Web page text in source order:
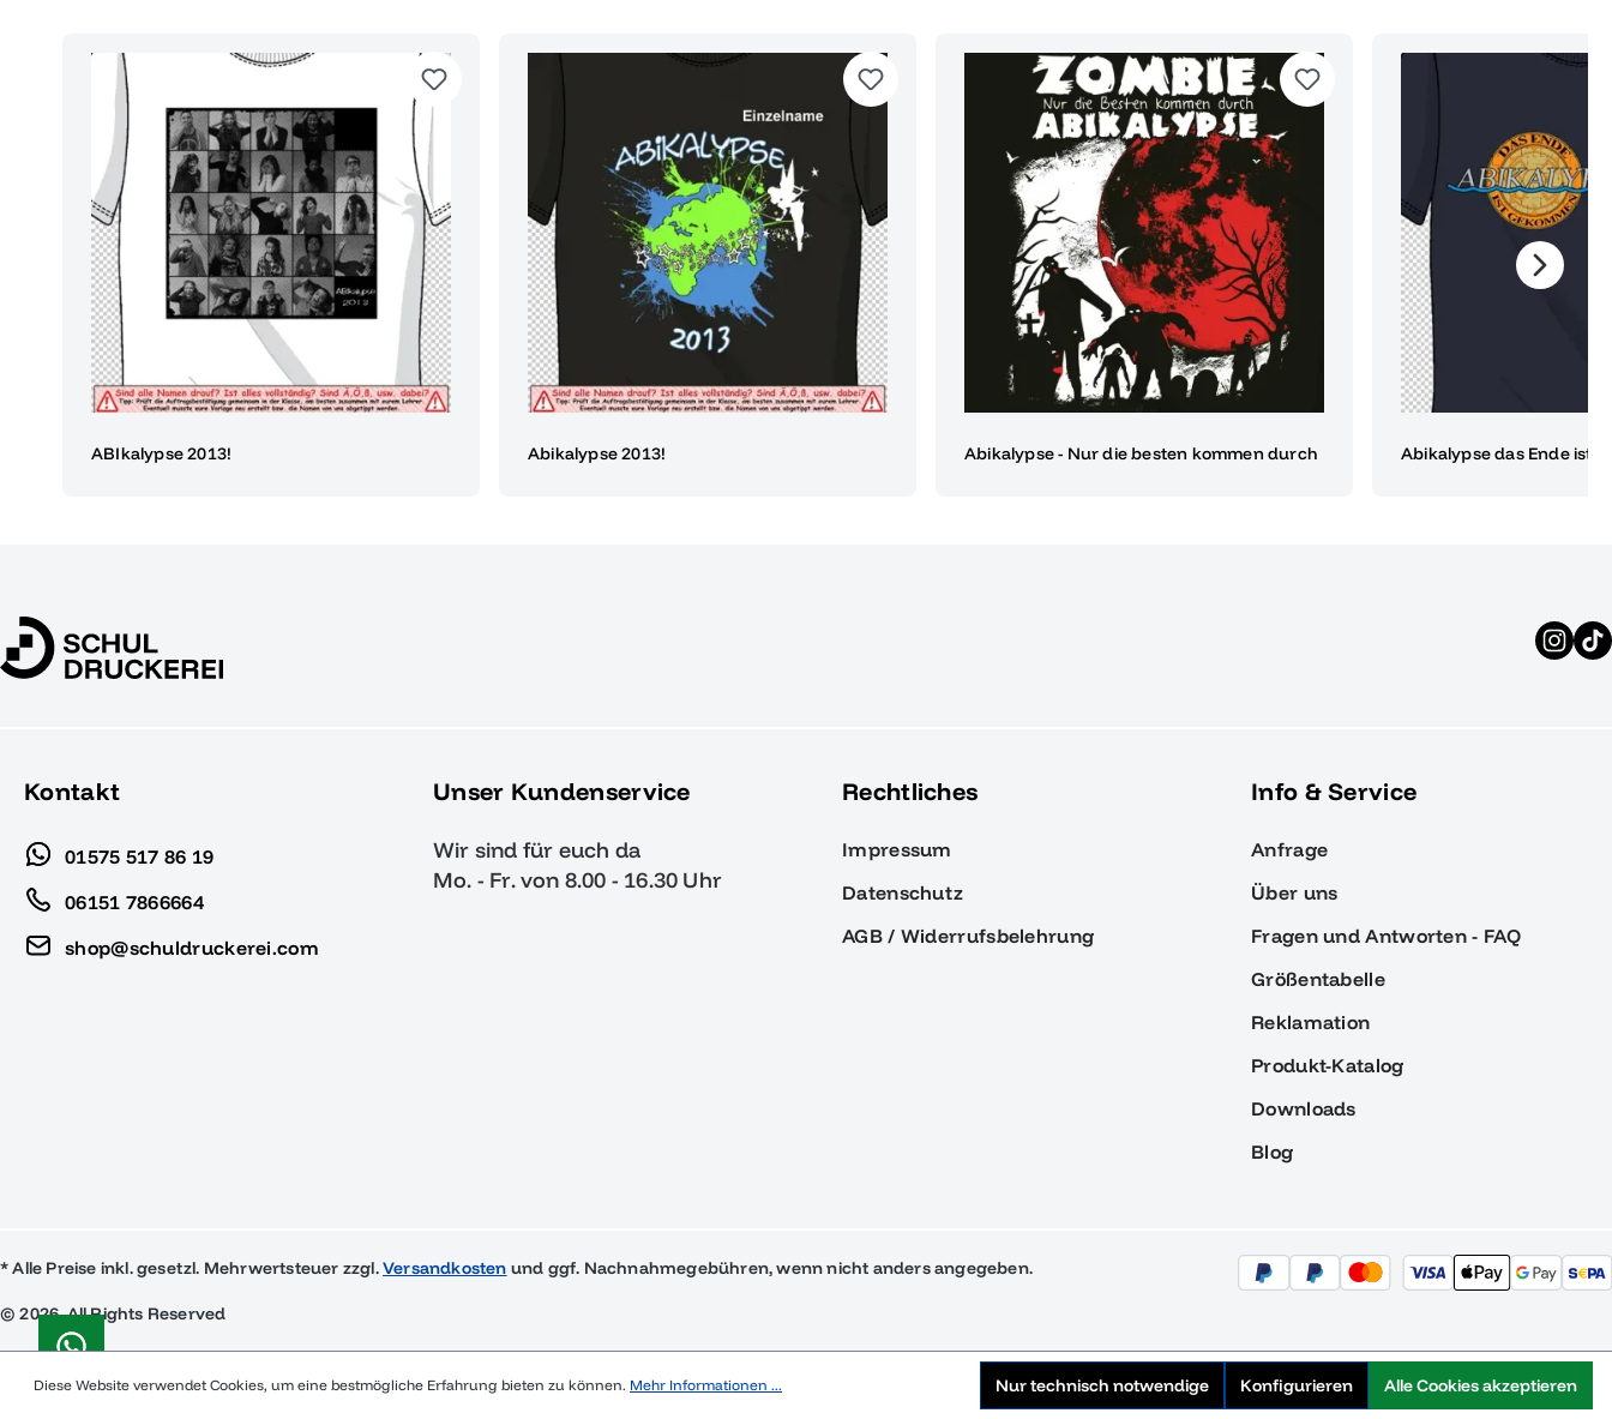
ABIkalypse 2013! Abikalypse 2013! Abikalypse - Nur die besten kommen durch Abikalypse das Ende ist
Kontakt
01575 517 86 19
06151 7866664
shop@schuldruckerei.com
Unser Kundenservice
Wir sind für euch da
Mo. - Fr. von 8.00 - 16.30 Uhr
Rechtliches
Impressum
Datenschutz
AGB / Widerrufsbelehrung
Info & Service
Anfrage
Über uns
Fragen und Antworten - FAQ
Größentabelle
Reklamation
Produkt-Katalog
Downloads
Blog
* Alle Preise inkl. gesetzl. Mehrwertsteuer zzgl.Versandkosten und ggf. Nachnahmegebühren, wenn nicht anders angegeben.
© 2026, All Rights Reserved
Diese Website verwendet Cookies, um eine bestmögliche Erfahrung bieten zu können. Mehr Informationen ... Nur technisch notwendige Konfigurieren Alle Cookies akzeptieren